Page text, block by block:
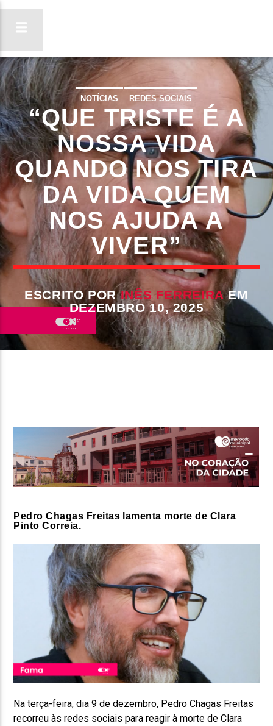
ON FM
LIGA-TE
FAIXA ATUAL
TÍTULO
NOTÍCIAS REDES SOCIAIS
“QUE TRISTE É A
NOSSA VIDA
QUANDO NOS TIRA
DA VIDA QUEM
NOS AJUDA A
VIVER”
ESCRITO PORINÊS FERREIRAEM
DEZEMBRO 10, 2025
Pedro Chagas Freitas lamenta morte de Clara
Pinto Correia.
Na terça-feira, dia 9 de dezembro, Pedro Chagas Freitas
recorreu às redes sociais para reagir à morte de Clara